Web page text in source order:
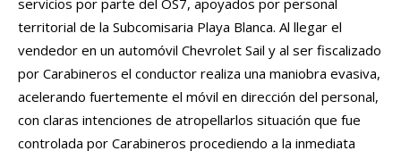
territorial de la Subcomisaria Playa Blanca. Al llegar el
vendedor en un automóvil Chevrolet Sail y al ser fiscalizado
por Carabineros el conductor realiza una maniobra evasiva,
acelerando fuertemente el móvil en dirección del personal,
con claras intenciones de atropellarlos situación que fue
controlada por Carabineros procediendo a la inmediata